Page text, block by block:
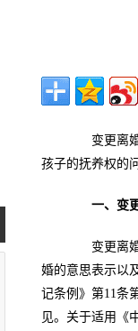
变更离婚
孩子的抚养权的
一、变
变更离婚
婚的意思表示以
记条例》第11条
见。关于适用《